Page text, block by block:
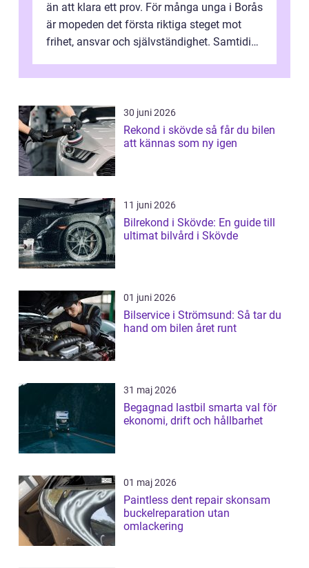
än att klara ett prov. För många unga i Borås
är mopeden det första riktiga steget mot
frihet, ansvar och självständighet. Samtidigt
30 juni 2026
Rekond i skövde så får du bilen
att kännas som ny igen
11 juni 2026
Bilrekond i Skövde: En guide till
ultimat bilvård i Skövde
01 juni 2026
Bilservice i Strömsund: Så tar du
hand om bilen året runt
31 maj 2026
Begagnad lastbil smarta val för
ekonomi, drift och hållbarhet
01 maj 2026
Paintless dent repair skonsam
buckelreparation utan
omlackering